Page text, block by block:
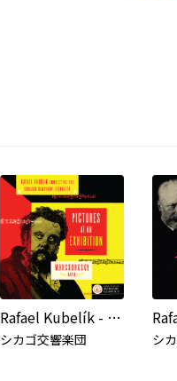
Rafael Kubelík - The Mercury Masters (Vol. 1 - Mussorgsky: Pictures at an Exhibition)
シカゴ交響楽団 シ